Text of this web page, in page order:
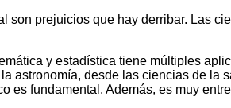
son prejuicios que hay derribar. Las
y estadística tiene múltiples
astronomía, desde las ciencias de la
es fundamental. Además, es muy